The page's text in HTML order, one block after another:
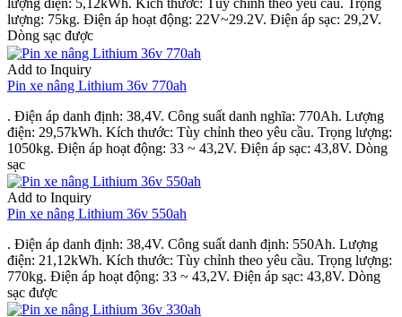
lượng điện: 5,12kWh. Kích thước: Tùy chỉnh theo yêu cầu. Trọng
lượng: 75kg. Điện áp hoạt động: 22V~29.2V. Điện áp sạc: 29,2V.
Dòng sạc được
Add to Inquiry
Pin xe nâng Lithium 36v 770ah​
. Điện áp danh định: 38,4V. Công suất danh nghĩa: 770Ah. Lượng
điện: 29,57kWh. Kích thước: Tùy chỉnh theo yêu cầu. Trọng lượng:
1050kg. Điện áp hoạt động: 33 ~ 43,2V. Điện áp sạc: 43,8V. Dòng
sạc
Add to Inquiry
Pin xe nâng Lithium 36v 550ah
. Điện áp danh định: 38,4V. Công suất danh định: 550Ah. Lượng
điện: 21,12kWh. Kích thước: Tùy chỉnh theo yêu cầu. Trọng lượng:
770kg. Điện áp hoạt động: 33 ~ 43,2V. Điện áp sạc: 43,8V. Dòng
sạc được